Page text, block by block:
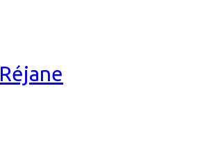
Réjane